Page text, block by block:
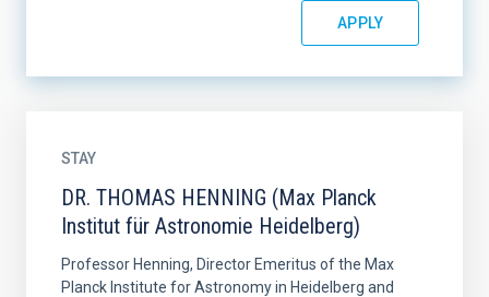
STAY
DR. THOMAS HENNING (Max Planck
Institut für Astronomie Heidelberg)
Professor Henning, Director Emeritus of the Max
Planck Institute for Astronomy in Heidelberg and